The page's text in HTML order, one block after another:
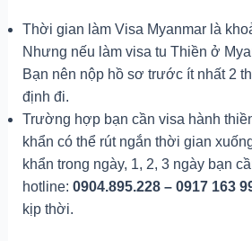
Thời gian làm Visa Myanmar là
Nhưng nếu làm visa tu Thiền ở
Bạn nên nộp hồ sơ trước ít nhất 2
định đi.
Trường hợp bạn cần visa hành
khẩn có thể rút ngắn thời gian
khẩn trong ngày, 1, 2, 3 ngày bạn
hotline: 0904.895.228 – 0917 163
kịp thời.